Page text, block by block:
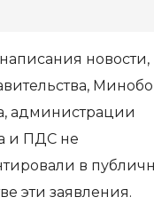
новости,
администрации
и ПДС не
в
эти заявления.